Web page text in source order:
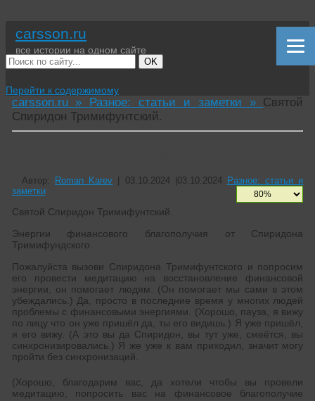
carsson.ru
все истории на одном сайте
OK
Перейти к содержимому
carsson.ru » Разное: статьи и заметки » Святой
Спиридон Тримифунтский.
Автор: Roman Karev | 03.10.2024 |03.10.2024 Разное: статьи и
заметки
Святой Спиридон Тримифунтский.
Энергии финансового благополучия от Спиридона
Тримифундского.
Пожалуйста вызови Спиридона Тримифунтского и попросим
его провести медитацию на восстановление финансовой
энергии, он помогает людям. (Он помогает мы сами в этом
убеждались.) Да, просто в последние время у многих людей
проблемы с финансовыми энергиями. (Хорошо, пауза, я вижу
по лицу что он уже пришёл да, ты его видишь.) Я уже пришёл,
я его вижу. (А это вы да Спиридон, вы тут уже, смеётся, вы
синхронизировались.) Я же уже к вам приходил, значит могу
пройти без синхронизаций.
(Хорошо, благодарим вас, да хотели чтобы вы провели
медитацию, попросить вас на финансовое благополучие